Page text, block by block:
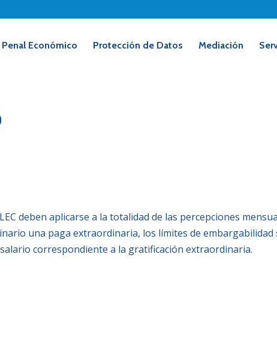
Económico Protección de Datos Mediación
deben aplicarse a la totalidad de las percepciones
una paga extraordinaria, los límites de embargabilidad
correspondiente a la gratificación extraordinaria.